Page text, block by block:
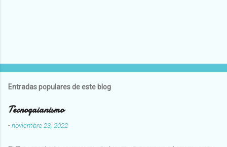
Entradas populares de este blog
Tecnogaianismo
-noviembre 23, 2022